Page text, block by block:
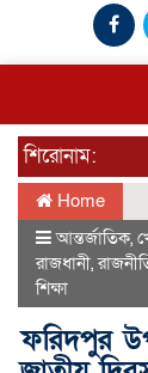
শিরোনাম:
Home
আন্তর্জাতিক,
রাজধানী,
শিক্ষা
ফরিদপুর